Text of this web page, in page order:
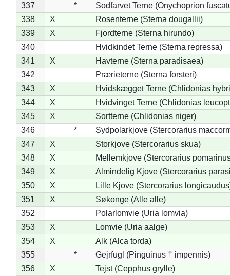
337
*
Sodfarvet Terne (Onychoprion
338
X
Rosenterne (Sterna dougallii)
339
X
Fjordterne (Sterna hirundo)
340
Hvidkindet Terne (Sterna repressa)
341
X
Havterne (Sterna paradisaea)
342
Prærieterne (Sterna forsteri)
343
X
Hvidskægget Terne (Chlidonias
344
X
Hvidvinget Terne (Chlidonias
345
X
Sortterne (Chlidonias niger)
346
*
Sydpolarkjove (Stercorarius
347
X
Storkjove (Stercorarius skua)
348
X
Mellemkjove (Stercorarius
349
X
Almindelig Kjove (Stercorarius
350
X
Lille Kjove (Stercorarius
351
X
Søkonge (Alle alle)
352
Polarlomvie (Uria lomvia)
353
X
Lomvie (Uria aalge)
354
X
Alk (Alca torda)
355
*
Gejrfugl (Pinguinus † impennis)
356
X Tejst (Cepphus grylle)